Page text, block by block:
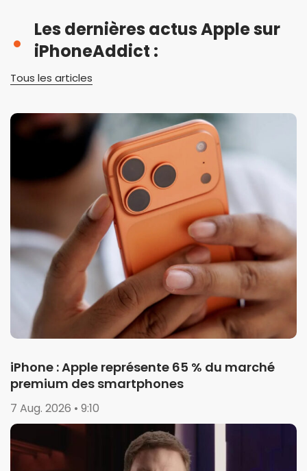
Les dernières actus Apple sur
iPhoneAddict :
Tous les articles
iPhone : Apple représente 65 % du marché
premium des smartphones
7 Aug. 2026 • 9:10